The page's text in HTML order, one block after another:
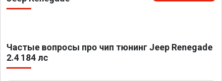
Частые вопросы про чип тюнинг Jeep Renegade
2.4 184 лс